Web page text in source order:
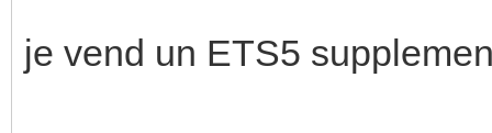
je vend un ETS5